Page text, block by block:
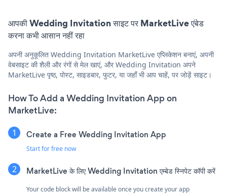
आपकी Wedding Invitation साइट पर MarketLive एंबेड
करना कभी आसान नहीं रहा
अपनी अनुकूलित Wedding Invitation MarketLive एप्लिकेशन बनाएं, अपनी
वेबसाइट की शैली और रंगों से मेल खाएं, और Wedding Invitation अपने
MarketLive पृष्ठ, पोस्ट, साइडबार, फुटर, या जहाँ भी आप चाहें, पर जोड़ें साइट।
How To Add a Wedding Invitation App on
MarketLive:
Create a Free Wedding Invitation App
Start for free now
MarketLive के लिए Wedding Invitation एम्बेड स्निपेट कॉपी करें
Your code block will be available once you create your app